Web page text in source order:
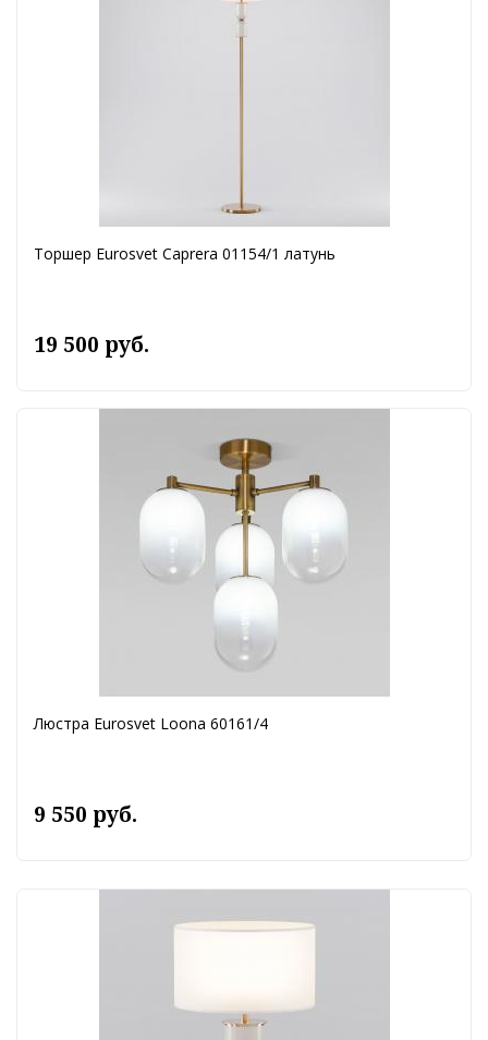
Торшер Eurosvet Caprera 01154/1 латунь
19 500 руб.
Люстра Eurosvet Loona 60161/4
9 550 руб.